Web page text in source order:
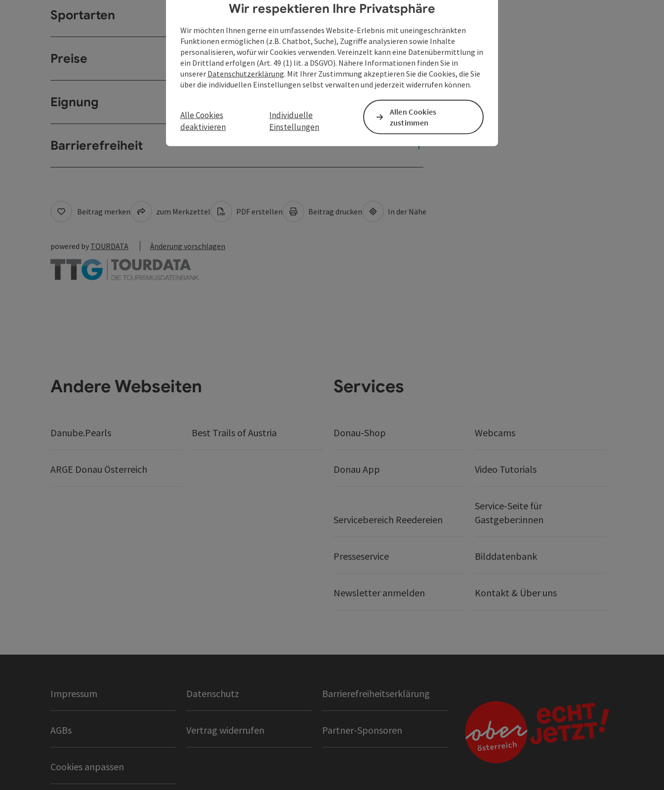
Sportarten
Preise
Eignung
Barrierefreiheit
Beitrag merken zum Merkzettel PDF erstellen Beitrag drucken In der Nähe
powered by TOURDATA Änderung vorschlagen
Andere Webseiten
Danube.Pearls Best Trails of Austria
ARGE Donau Österreich
Services
Donau-Shop Webcams
Donau App Video Tutorials
Servicebereich Reedereien
Service-Seite für
Gastgeber:innen
Presseservice Bilddatenbank
Newsletter anmelden Kontakt & Über uns
Impressum Datenschutz Barrierefreiheitserklärung
AGBs Vertrag widerrufen Partner-Sponsoren
Cookies anpassen
Wir respektieren Ihre Privatsphäre
Wir möchten Ihnen gerne ein umfassendes Website-Erlebnis mit uneingeschränkten
Funktionen ermöglichen (z.B. Chatbot, Suche), Zugriffe analysieren sowie Inhalte
personalisieren, wofür wir Cookies verwenden. Vereinzelt kann eine Datenübermittlung in
ein Drittland erfolgen (Art. 49 (1) lit. a DSGVO). Nähere Informationen finden Sie in
unserer Datenschutzerklärung. Mit Ihrer Zustimmung akzeptieren Sie die Cookies, die Sie
über die individuellen Einstellungen selbst verwalten und jederzeit widerrufen können.
Alle Cookies
deaktivieren
Individuelle
Einstellungen
Allen Cookies
zustimmen